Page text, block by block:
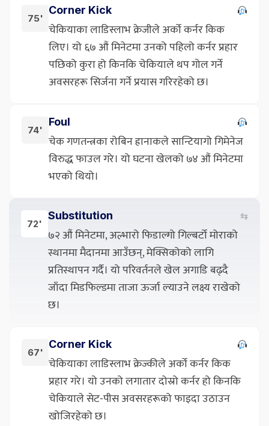
75'
Corner Kick
चेकियाका लाडिस्लाभ क्रेजीले अर्को कर्नर किक
लिए। यो ६७ औं मिनेटमा उनको पहिलो कर्नर प्रहार
पछिको कुरा हो किनकि चेकियाले थप गोल गर्ने
अवसरहरू सिर्जना गर्ने प्रयास गरिरहेको छ।
74'
Foul
चेक गणतन्त्रका रोबिन ह्रानाकले सान्टियागो गिमेनेज
विरुद्ध फाउल गरे। यो घटना खेलको ७४ औं मिनेटमा
भएको थियो।
72'
Substitution ⇆
७२ औं मिनेटमा, अल्भारो फिडाल्गो गिल्बर्टो मोराको
स्थानमा मैदानमा आउँछन्, मेक्सिकोको लागि
प्रतिस्थापन गर्दै। यो परिवर्तनले खेल अगाडि बढ्दै
जाँदा मिडफिल्डमा ताजा ऊर्जा ल्याउने लक्ष्य राखेको
छ।
67'
Corner Kick
चेकियाका लाडिस्लाभ क्रेज्कीले अर्को कर्नर किक
प्रहार गरे। यो उनको लगातार दोस्रो कर्नर हो किनकि
चेकियाले सेट-पीस अवसरहरूको फाइदा उठाउन
खोजिरहेको छ।